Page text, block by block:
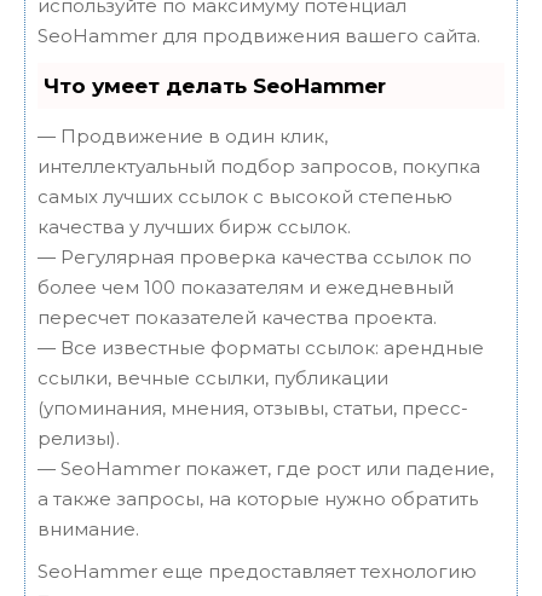
используйте по максимуму потенциал
SeoHammer для продвижения вашего сайта.
Что умеет делать SeoHammer
— Продвижение в один клик,
интеллектуальный подбор запросов, покупка
самых лучших ссылок с высокой степенью
качества у лучших бирж ссылок.
— Регулярная проверка качества ссылок по
более чем 100 показателям и ежедневный
пересчет показателей качества проекта.
— Все известные форматы ссылок: арендные
ссылки, вечные ссылки, публикации
(упоминания, мнения, отзывы, статьи, пресс-
релизы).
— SeoHammer покажет, где рост или падение,
а также запросы, на которые нужно обратить
внимание.
SeoHammer еще предоставляет технологию